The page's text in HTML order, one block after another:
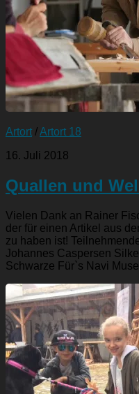
Artort /Artort 18
16. Juli 2018
Quallen und
Vielen Dank an Rainer
der für einen Artikel aus
zu haben ist!
Johannes Caspersen
Schwarze Für`s Navi